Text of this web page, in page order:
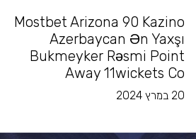
Mostbet Arizona 90 Kazino
Azerbaycan Ən Yaxşı
Bukmeyker Rəsmi Point
Away 11wickets Co
20 במרץ 2024